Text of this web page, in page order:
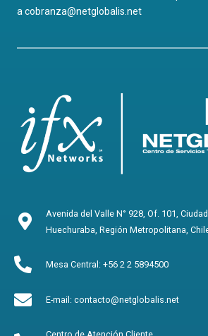
a cobranza@netglobalis.net
Avenida del Valle N° 928, Of. 101,
Huechuraba, Región Metropolitana,
Mesa Central: +56 2 2 5894500
E-mail: contacto@netglobalis.net